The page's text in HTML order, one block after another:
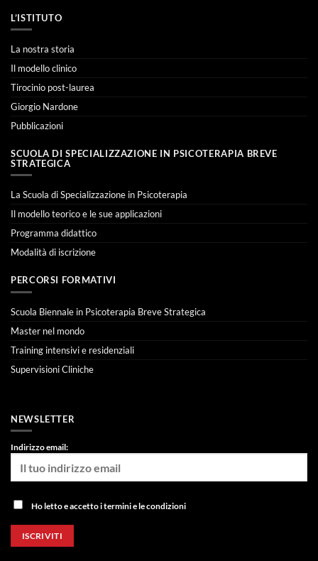
L’ISTITUTO
La nostra storia
Il modello clinico
Tirocinio post-laurea
Giorgio Nardone
Pubblicazioni
SCUOLA DI SPECIALIZZAZIONE IN PSICOTERAPIA BREVE
STRATEGICA
La Scuola di Specializzazione in Psicoterapia
Il modello teorico e le sue applicazioni
Programma didattico
Modalità di iscrizione
PERCORSI FORMATIVI
Scuola Biennale in Psicoterapia Breve Strategica
Master nel mondo
Training intensivi e residenziali
Supervisioni Cliniche
NEWSLETTER
Indirizzo email:
Ho letto e accetto i termini e le condizioni